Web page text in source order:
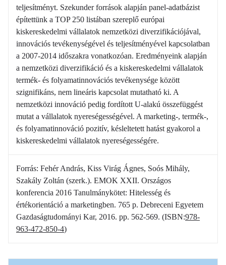
teljesítményt. Szekunder források alapján panel-adatbázist
építettünk a TOP 250 listában szereplő európai
kiskereskedelmi vállalatok nemzetközi diverzifikációjával,
innovációs tevékenységével és teljesítményével kapcsolatban
a 2007-2014 időszakra vonatkozóan. Eredményeink alapján
a nemzetközi diverzifikáció és a kiskereskedelmi vállalatok
termék- és folyamatinnovációs tevékenysége között
szignifikáns, nem lineáris kapcsolat mutatható ki. A
nemzetközi innováció pedig fordított U-alakú összefüggést
mutat a vállalatok nyereségességével. A marketing-, termék-,
és folyamatinnováció pozitív, késleltetett hatást gyakorol a
kiskereskedelmi vállalatok nyereségességére.
Forrás: Fehér András, Kiss Virág Ágnes, Soós Mihály,
Szakály Zoltán (szerk.). EMOK XXII. Országos
konferencia 2016 Tanulmánykötet: Hitelesség és
értékorientáció a marketingben. 765 p. Debreceni Egyetem
Gazdaságtudományi Kar, 2016. pp. 562-569. (ISBN:978-
963-472-850-4)